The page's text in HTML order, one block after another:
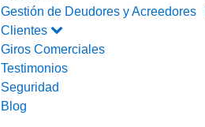
Gestión de Deudores y Acreedores
Clientes
Giros Comerciales
Testimonios
Seguridad
Blog